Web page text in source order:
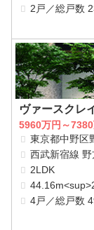
2戸／総戸数
ヴァースクレ
5960万円～
東京都中野区
西武新宿線
2LDK
4戸／総戸数